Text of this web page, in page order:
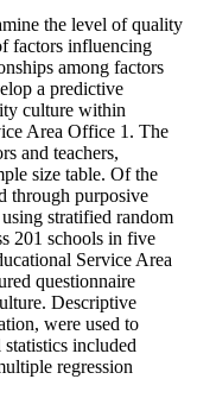
the level of quality
factors influencing
among factors
a predictive
culture within
Area Office 1. The
and teachers,
size table. Of the
through purposive
stratified random
201 schools in five
Service Area
questionnaire
Descriptive
were used to
included
regression